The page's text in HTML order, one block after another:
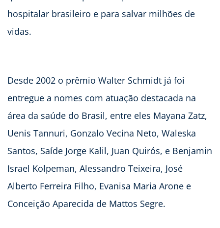
hospitalar brasileiro e para salvar milhões de
vidas.
Desde 2002 o prêmio Walter Schmidt já foi
entregue a nomes com atuação destacada na
área da saúde do Brasil, entre eles Mayana Zatz,
Uenis Tannuri, Gonzalo Vecina Neto, Waleska
Santos, Saíde Jorge Kalil, Juan Quirós, e Benjamin
Israel Kolpeman, Alessandro Teixeira, José
Alberto Ferreira Filho, Evanisa Maria Arone e
Conceição Aparecida de Mattos Segre.